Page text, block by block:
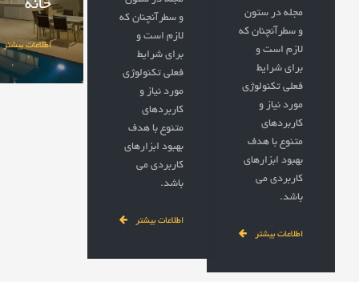
مجله در ستون
و سطرآنچنان که
لازم است و
برای شرایط
فعلی تکنولوژی
مورد نیاز و
کاربردهای
متنوع با هدف
بهبود ابزارهای
کاربردی می
باشد.
اطلاعات بیشتر
و سطرآنچنان که
لازم است و
برای شرایط
فعلی تکنولوژی
مورد نیاز و
کاربردهای
متنوع با هدف
بهبود ابزارهای
کاربردی می
باشد.
اطلاعات بیشتر
خانه
اطلاعات بیشتر